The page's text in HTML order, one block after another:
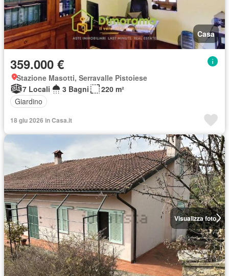
Casa
359.000 €
Stazione Masotti, Serravalle Pistoiese
7 Locali
3 Bagni
220 m²
Giardino
18 giu 2026 in Casa.it
Visualizza foto